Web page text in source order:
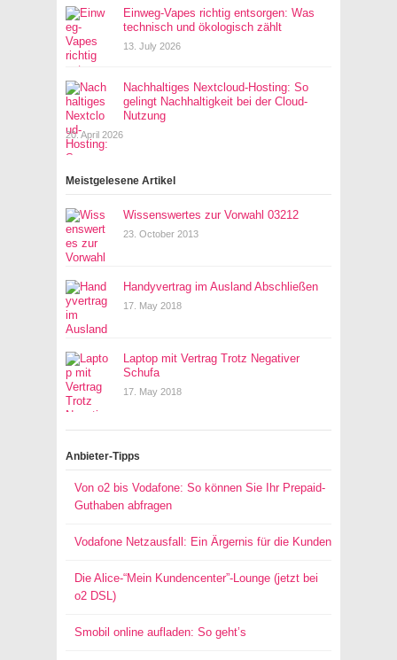
Einweg-Vapes richtig entsorgen: Was
technisch und ökologisch zählt
13. July 2026
Nachhaltiges Nextcloud-Hosting: So
gelingt Nachhaltigkeit bei der Cloud-
Nutzung
20. April 2026
Meistgelesene Artikel
Wissenswertes zur Vorwahl 03212
23. October 2013
Handyvertrag im Ausland Abschließen
17. May 2018
Laptop mit Vertrag Trotz Negativer
Schufa
17. May 2018
Anbieter-Tipps
Von o2 bis Vodafone: So können Sie Ihr Prepaid-
Guthaben abfragen
Vodafone Netzausfall: Ein Ärgernis für die Kunden
Die Alice-“Mein Kundencenter”-Lounge (jetzt bei
o2 DSL)
Smobil online aufladen: So geht’s